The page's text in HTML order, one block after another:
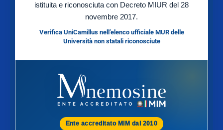
istituita e riconosciuta con Decreto MIUR del 28
novembre 2017.
Verifica UniCamillus nell’elenco ufficiale MUR delle
Università non statali riconosciute
Ente accreditato MIM dal 2010